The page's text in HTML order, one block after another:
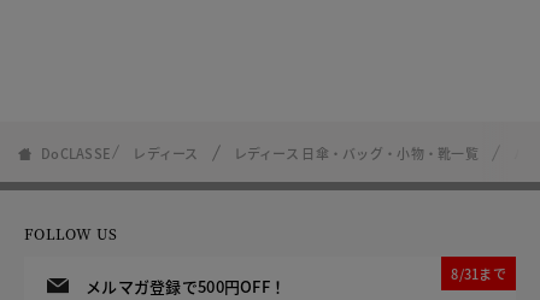
DoCLASSE レディース レディース 日傘・バッグ・小物・靴一覧
FOLLOW US
メルマガ登録で500円OFF！
8/31まで